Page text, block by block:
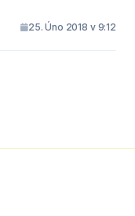
25. Úno 2018 v 9:12